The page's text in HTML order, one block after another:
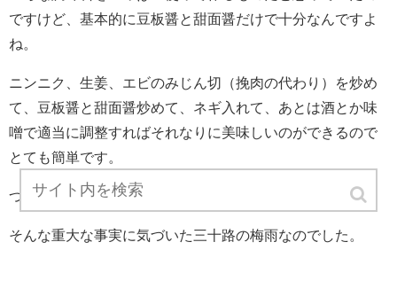
ですけど、基本的に豆板醤と甜面醤だけで十分なんですよ
ね。
ニンニク、生姜、エビのみじん切（挽肉の代わり）を炒め
て、豆板醤と甜面醤炒めて、ネギ入れて、あとは酒とか味
噌で適当に調整すればそれなりに美味しいのができるので
とても簡単です。
つまり、豆板醤と甜面醤は偉大。
そんな重大な事実に気づいた三十路の梅雨なのでした。